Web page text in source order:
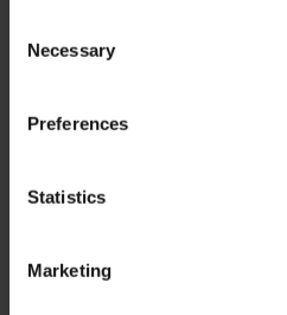
Selection
Necessary
Preferences
Statistics
Marketing
Julius Meinl Teekiste - Big
0%
€80,00
In den Warenkorb